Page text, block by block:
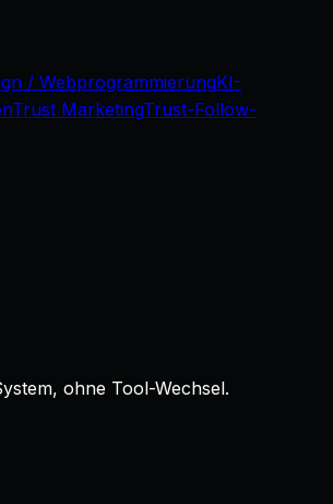
/ WebprogrammierungKI-
Trust MarketingTrust-Follow-
ohne Tool-Wechsel.